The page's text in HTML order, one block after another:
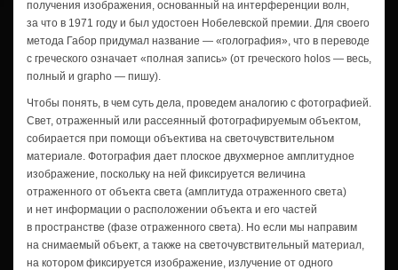
получения изображения, основанный на интерференции волн,
за что в 1971 году и был удостоен Нобелевской премии. Для своего
метода Габор придумал название — «голография», что в переводе
с греческого означает «полная запись» (от греческого hоlоs — весь,
полный и grapho — пишу).
Чтобы понять, в чем суть дела, проведем аналогию с фотографией.
Свет, отраженный или рассеянный фотографируемым объектом,
собирается при помощи объектива на светочувствительном
материале. Фотография дает плоское двухмерное амплитудное
изображение, поскольку на ней фиксируется величина
отраженного от объекта света (амплитуда отраженного света)
и нет информации о расположении объекта и его частей
в пространстве (фазе отраженного света). Но если мы направим
на снимаемый объект, а также на светочувствительный материал,
на котором фиксируется изображение, излучение от одного